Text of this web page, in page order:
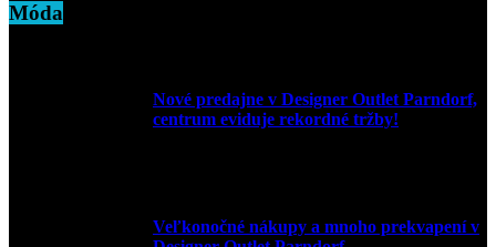
Móda
Nové predajne v Designer Outlet Parndorf,
centrum eviduje rekordné tržby!
Veľkonočné nákupy a mnoho prekvapení v